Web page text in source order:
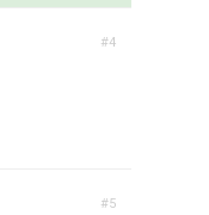
#4
#5